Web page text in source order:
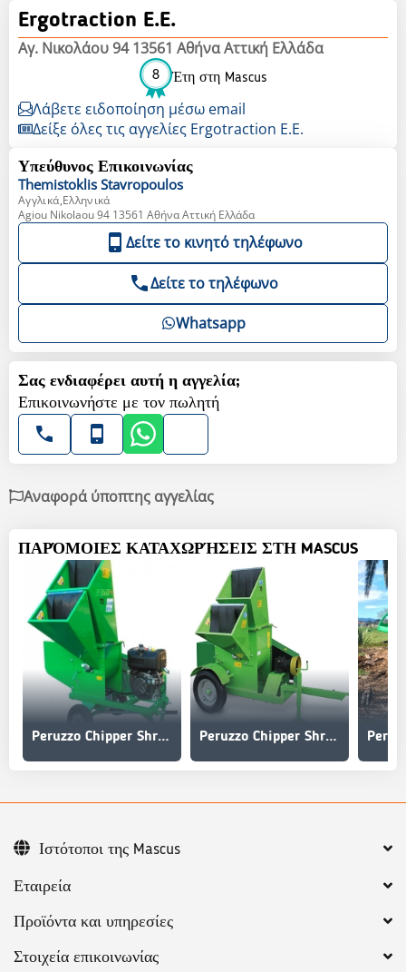
Ergotraction E.E.
Αγ. Νικολάου 94 13561 Αθήνα Αττική Ελλάδα
8 Έτη στη Mascus
Λάβετε ειδοποίηση μέσω email
Δείξε όλες τις αγγελίες Ergotraction E.E.
Υπεύθυνος Επικοινωνίας
Themistoklis Stavropoulos
Αγγλικά,Ελληνικά
Agiou Nikolaou 94 13561 Αθήνα Αττική Ελλάδα
Δείτε το κινητό τηλέφωνο
Δείτε το τηλέφωνο
Whatsapp
Σας ενδιαφέρει αυτή η αγγελία;
Επικοινωνήστε με τον πωλητή
Αναφορά ύποπτης αγγελίας
ΠΑΡΌΜΟΙΕΣ ΚΑΤΑΧΩΡΉΣΕΙΣ ΣΤΗ MASCUS
Peruzzo Chipper Shredder T3 Peruzzo Chipper Shredder T5
Εταιρεία
Προϊόντα και υπηρεσίες
Στοιχεία επικοινωνίας
Ιστότοποι της Mascus